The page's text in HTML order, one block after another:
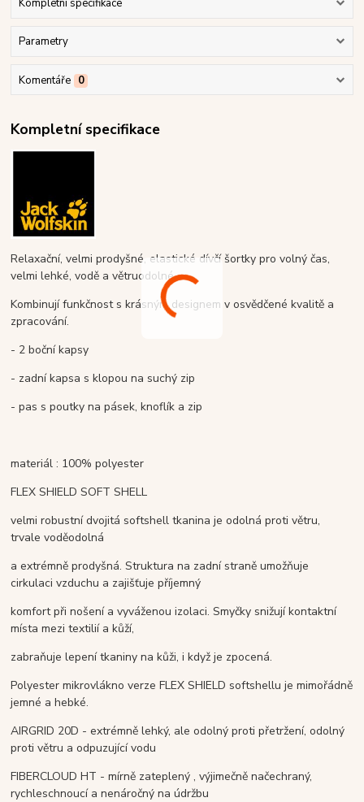
Kompletní specifikace
Parametry
Komentáře 0
Kompletní specifikace
Relaxační, velmi prodyšné, elastické dívčí šortky pro volný čas,
velmi lehké, vodě a větruodolné.
Kombinují funkčnost s krásným designem v osvědčené kvalitě a
zpracování.
- 2 boční kapsy
- zadní kapsa s klopou na suchý zip
- pas s poutky na pásek, knoflík a zip
materiál : 100% polyester
FLEX SHIELD SOFT SHELL
velmi robustní dvojitá softshell tkanina je odolná proti větru,
trvale voděodolná
a extrémně prodyšná. Struktura na zadní straně umožňuje
cirkulaci vzduchu a zajišťuje příjemný
komfort při nošení a vyváženou izolaci. Smyčky snižují kontaktní
místa mezi textilií a kůží,
zabraňuje lepení tkaniny na kůži, i když je zpocená.
Polyester mikrovlákno verze FLEX SHIELD softshellu je mimořádně
jemné a hebké.
AIRGRID 20D - extrémně lehký, ale odolný proti přetržení, odolný
proti větru a odpuzující vodu
FIBERCLOUD HT -mírně zateplený , výjimečně načechraný,
rychleschnoucí a nenáročný na údržbu